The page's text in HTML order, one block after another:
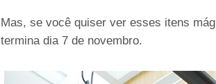
Mas, se você quiser ver esses itens
termina dia 7 de novembro.